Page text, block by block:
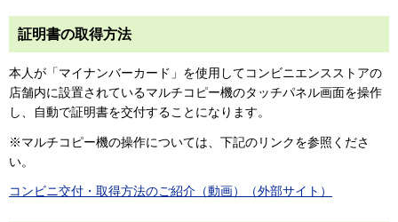
証明書の取得方法
本人が「マイナンバーカード」を使用してコンビニエンスストアの
店舗内に設置されているマルチコピー機のタッチパネル画面を操作
し、自動で証明書を交付することになります。
※マルチコピー機の操作については、下記のリンクを参照くださ
い。
コンビニ交付・取得方法のご紹介（動画）（外部サイト）